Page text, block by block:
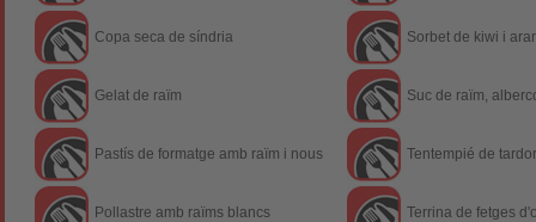
Copa seca de síndria
Gelat de raïm
Pastís de formatge amb raïm i nous
Pollastre amb raïms blancs
Sorbet de kiwi i
Suc de raïm,
Tentempié de tardor
Terrina de fetges